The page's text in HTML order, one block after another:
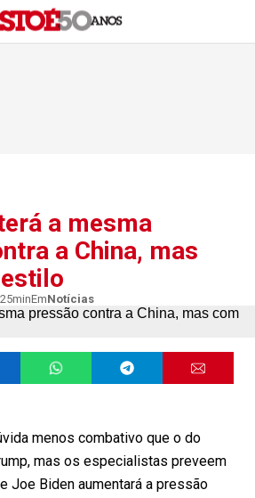
a mesma
a China, mas
EmNotícias
menos combativo que o do
mas os especialistas preveem
Joe Biden aumentará a pressão